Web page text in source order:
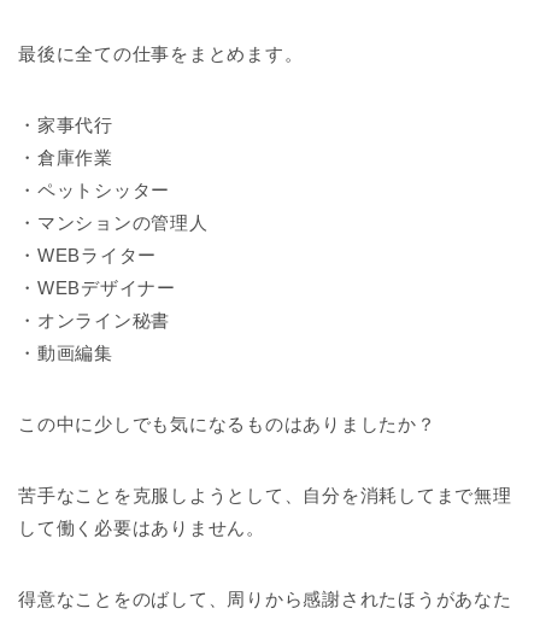
最後に全ての仕事をまとめます。
・家事代行
・倉庫作業
・ペットシッター
・マンションの管理人
・WEBライター
・WEBデザイナー
・オンライン秘書
・動画編集
この中に少しでも気になるものはありましたか？
苦手なことを克服しようとして、自分を消耗してまで無理
して働く必要はありません。
得意なことをのばして、周りから感謝されたほうがあなた